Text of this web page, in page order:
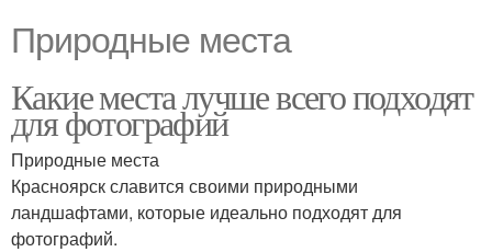
Природные места
Какие места лучше всего подходят
для фотографий
Природные места
Красноярск славится своими природными
ландшафтами, которые идеально подходят для
фотографий.